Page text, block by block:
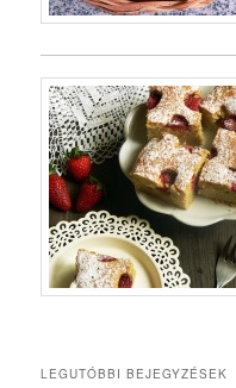
LEGUTÓBBI BEJEGYZÉSEK